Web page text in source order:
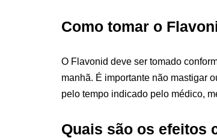
Como tomar o
O Flavonid deve ser tomado
manhã. É importante não mastigar
pelo tempo indicado pelo médico,
Quais são os efeitos